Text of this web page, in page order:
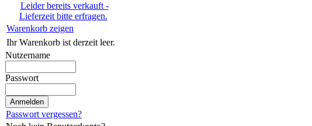
Leider bereits verkauft -
Lieferzeit bitte erfragen.
Warenkorb zeigen
Ihr Warenkorb ist derzeit leer.
Nutzername
Passwort
Passwort vergessen?